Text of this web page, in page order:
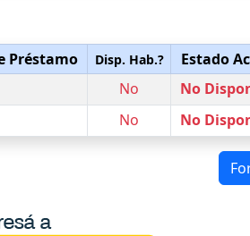
Préstamo Disp. Hab.? Estado
No No
No No